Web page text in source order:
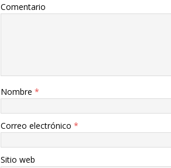
Comentario
Nombre *
Correo electrónico *
Sitio web